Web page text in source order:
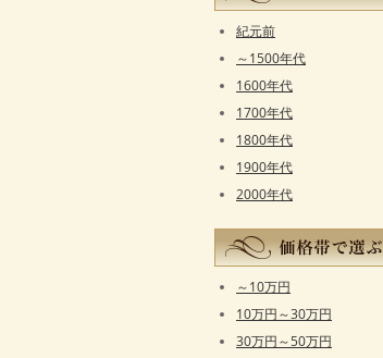
紀元前
～1500年代
1600年代
1700年代
1800年代
1900年代
2000年代
～10万円
10万円～30万円
30万円～50万円